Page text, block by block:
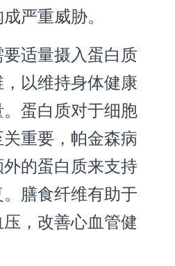
严重威胁。
适量摄入蛋白质
以维持身体健康
蛋白质对于细胞
重要，帕金森病
的蛋白质来支持
膳食纤维有助于
，改善心血管健